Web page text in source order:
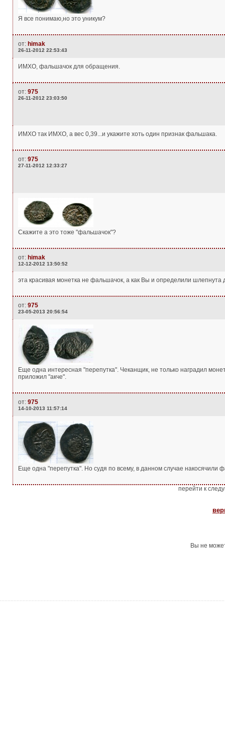
Я все понимаю,но это уникум?
от: himak
26-11-2012 22:53:43
ИМХО, фальшачок для обращения.
от: 975
26-11-2012 23:03:50
ИМХО так ИМХО, а вес 0,39...и укажите хоть один признак фальшака.
от: 975
27-11-2012 12:33:27
Скажите а это тоже "фальшачок"?
от: himak
12-12-2012 13:50:52
эта красивая монетка не фальшачок, а как Вы и определили шлепнута
от: 975
23-05-2013 20:56:54
Еще одна интересная "перепутка". Чеканщик, не только наградил
приложил "акче".
от: 975
14-10-2013 11:57:14
Еще одна "перепутка". Но судя по всему, в данном случае накосячили
перейти к
Вы не